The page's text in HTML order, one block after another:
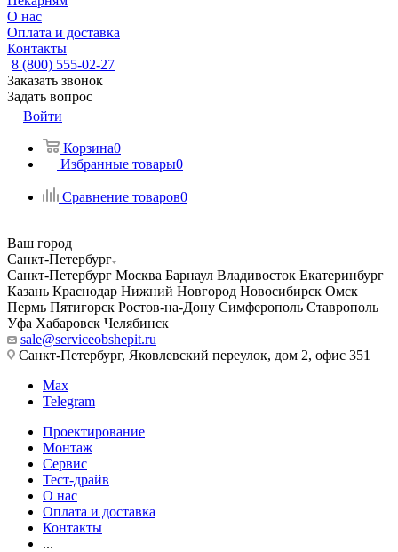
О нас
Оплата и доставка
Контакты
8 (800) 555-02-27
Заказать звонок
Задать вопрос
Войти
Корзина0
Избранные товары0
Сравнение товаров0
Ваш город
Санкт-Петербург
Санкт-Петербург Москва Барнаул Владивосток Екатеринбург
Казань Краснодар Нижний Новгород Новосибирск Омск
Пермь Пятигорск Ростов-на-Дону Симферополь Ставрополь
Уфа Хабаровск Челябинск
sale@serviceobshepit.ru
Санкт-Петербург, Яковлевский переулок, дом 2, офис 351
Max
Telegram
Проектирование
Монтаж
Сервис
Тест-драйв
О нас
Оплата и доставка
Контакты
...